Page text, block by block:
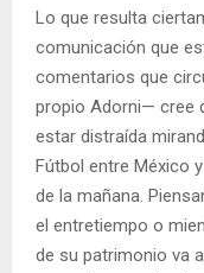
Lo que resulta
comunicación que
comentarios que
propio Adorni— cree
estar distraída
Fútbol entre México
de la mañana.
el entretiempo o
de su patrimonio va